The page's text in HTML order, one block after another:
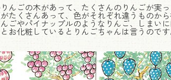
んごの木があって、たくさんのりんごが実っ
たくさんあって、色がそれぞれ違うものから
ごやパイナップルのようなりんご、しまい
お化粧しているとりんごちゃんは言うのです